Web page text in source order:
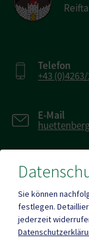
Telefon
+43
E-Mail
Fax
+43
Sie können
festlegen.
jederzeit